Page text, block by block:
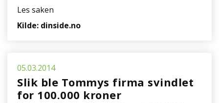
Les saken
Kilde: dinside.no
05.03.2014
Slik ble Tommys firma svindlet
for 100.000 kroner